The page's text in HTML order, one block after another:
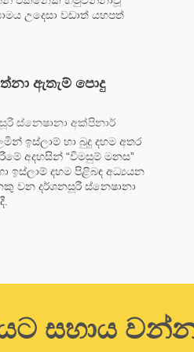
උදෙසා වඩාත් යහපත්
ඇතැම් පොදු
ස්නෙෂානා අක්පිනාර්
ඉස්ලාම් හා බුදු දහම අතර
අදහසින් “විමසුම් මනස”
ඉස්ලාම් දහම පිළිබඳ අධ්‍යයන
වන දර්ශනසූරී ස්නෙෂානා
සහාය